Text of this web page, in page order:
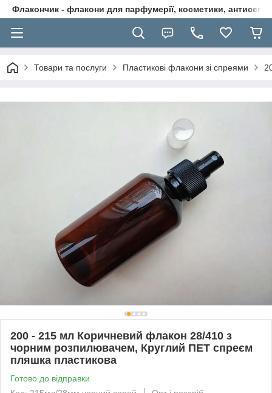
Флакончик - флакони для парфумерії, косметики,
Товари та послуги Пластикові флакони зі спреями
200 - 215 мл Коричневий флакон 28/410 з
чорним розпилювачем, Круглий ПЕТ спреєм
пляшка пластикова
Готово до відправки